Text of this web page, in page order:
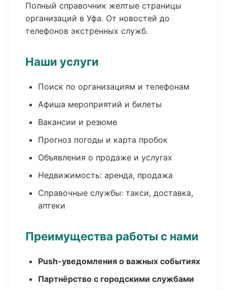
Полный справочник желтые страницы
организаций в Уфа. От новостей до
телефонов экстренных служб.
Наши услуги
Поиск по организациям и телефонам
Афиша мероприятий и билеты
Вакансии и резюме
Прогноз погоды и карта пробок
Объявления о продаже и услугах
Недвижимость: аренда, продажа
Справочные службы: такси, доставка,
аптеки
Преимущества работы с нами
Push-уведомления о важных событиях
Партнёрство с городскими службами